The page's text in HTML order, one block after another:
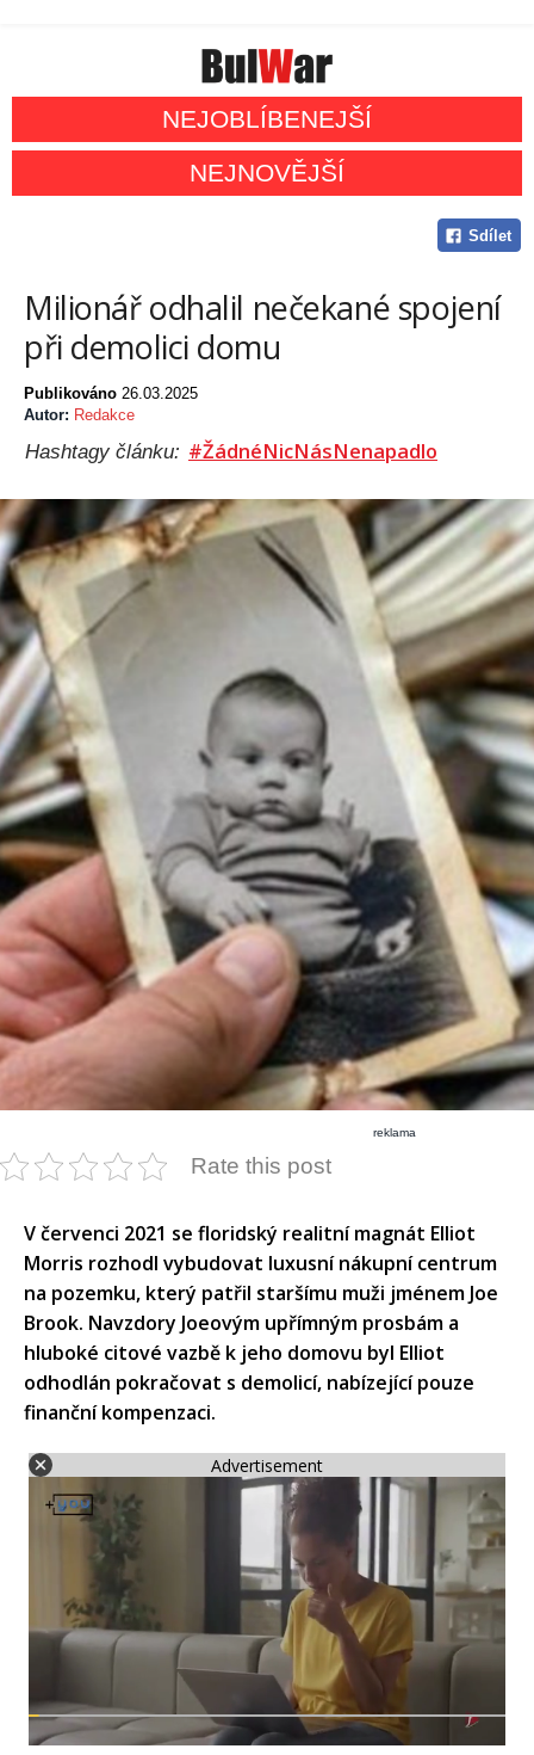
NEJOBLÍBENEJŠÍ
NEJNOVĚJŠÍ
Sdílet
Milionář odhalil nečekané spojení
při demolici domu
Publikováno 26.03.2025
Autor: Redakce
Hashtagy článku: #ŽádnéNicNásNenapadlo
reklama
Rate this post
V červenci 2021 se floridský realitní magnát Elliot
Morris rozhodl vybudovat luxusní nákupní centrum
na pozemku, který patřil staršímu muži jménem Joe
Brook. Navzdory Joeovým upřímným prosbám a
hluboké citové vazbě k jeho domovu byl Elliot
odhodlán pokračovat s demolicí, nabízející pouze
finanční kompenzaci.​
Advertisement